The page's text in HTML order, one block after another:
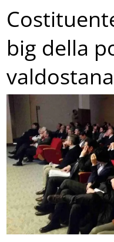
big della
valdostana